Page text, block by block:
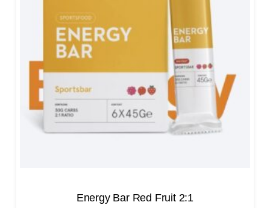
Energy Bar Red Fruit 2:1